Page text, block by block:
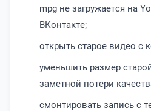
mpg не загружается на
ВКонтакте;
открыть старое видео с
уменьшить размер
заметной потери
смонтировать запись с